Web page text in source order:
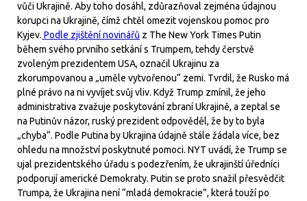
vůči Ukrajině. Aby toho dosáhl, zdůrazňoval zejména údajnou
korupci na Ukrajině, čímž chtěl omezit vojenskou pomoc pro
Kyjev. Podle zjištění novinářů z The New York Times Putin
během svého prvního setkání s Trumpem, tehdy čerstvě
zvoleným prezidentem USA, označil Ukrajinu za
zkorumpovanou a „uměle vytvořenou“ zemi. Tvrdil, že Rusko má
plné právo na ni vyvíjet svůj vliv. Když Trump zmínil, že jeho
administrativa zvažuje poskytování zbraní Ukrajině, a zeptal se
na Putinův názor, ruský prezident odpověděl, že by to byla
„chyba“. Podle Putina by Ukrajina údajně stále žádala více, bez
ohledu na množství poskytnuté pomoci. NYT uvádí, že Trump se
ujal prezidentského úřadu s podezřením, že ukrajinští úředníci
podporují americké Demokraty. Putin se proto snažil přesvědčit
Trumpa, že Ukrajina není “mladá demokracie”, která touží po